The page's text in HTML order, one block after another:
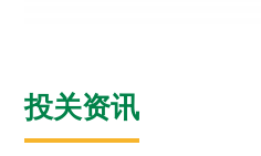
投关资讯